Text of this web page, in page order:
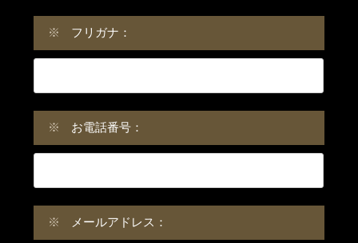
※ フリガナ：
※ お電話番号：
※ メールアドレス：